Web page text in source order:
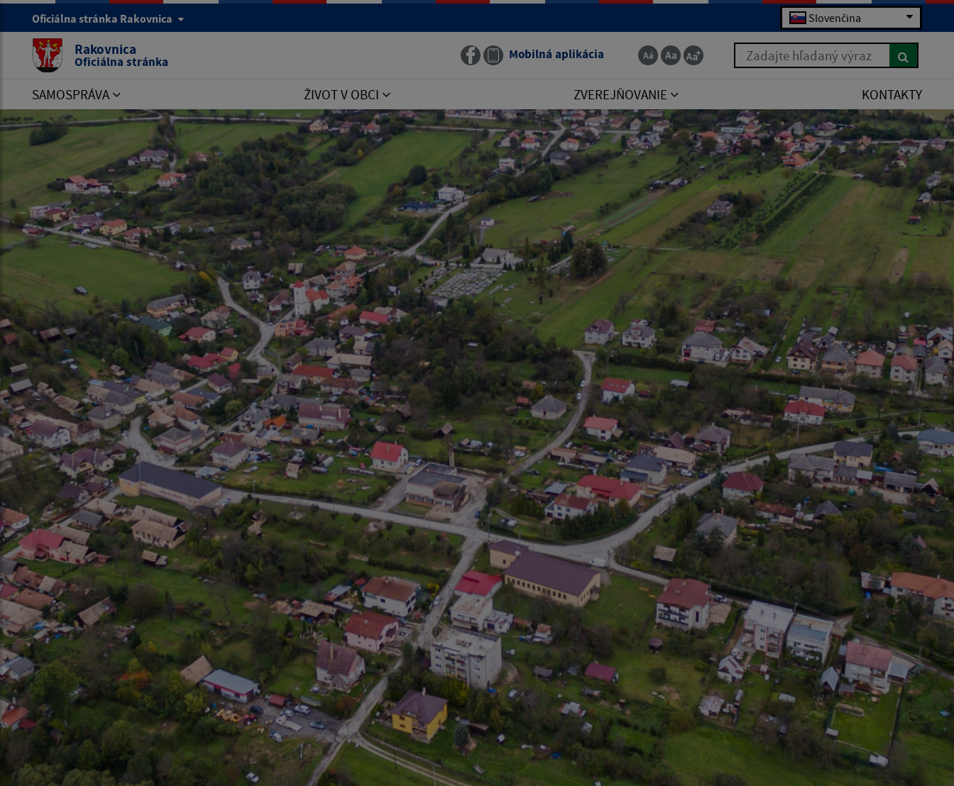
Oficiálna stránka Rakovnica Slovenčina
Rakovnica
Oficiálna stránka Mobilná aplikácia Zadajte hľadaný výraz
SAMOSPRÁVA ŽIVOT V OBCI ZVEREJŇOVANIE KONTAKTY